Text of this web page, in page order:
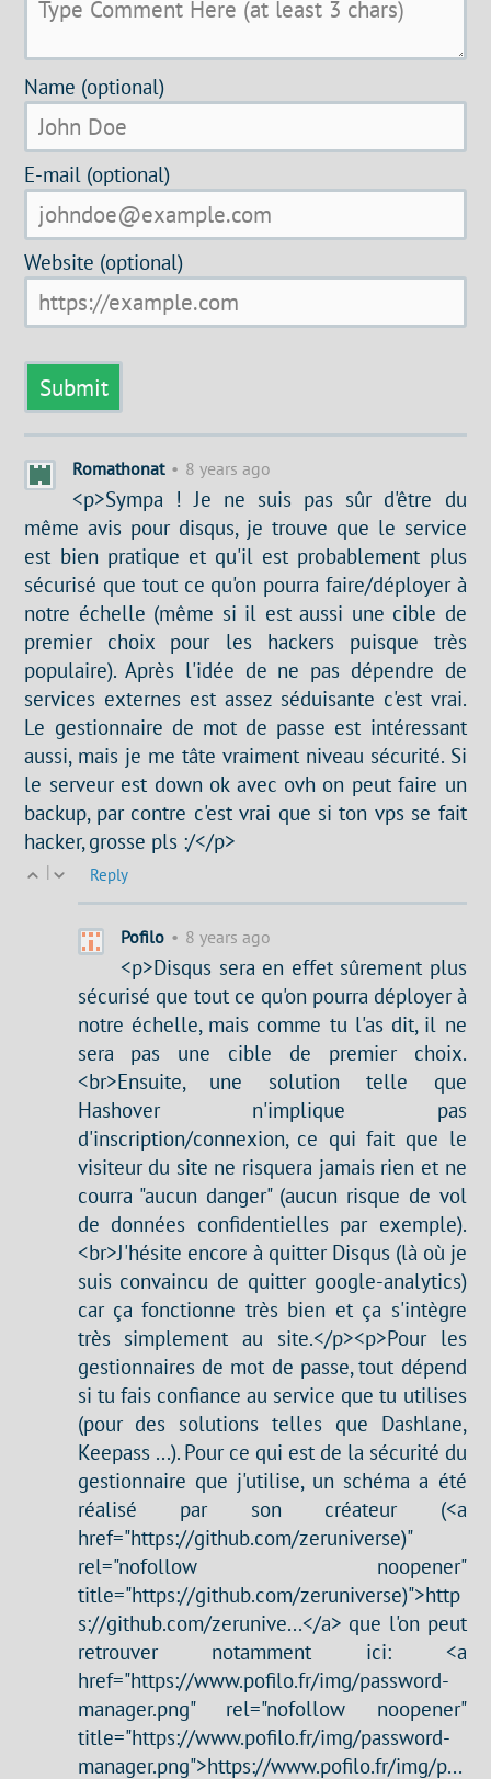
Name (optional)
E-mail (optional)
Website (optional)
Romathonat • 8 years ago
<p>Sympa ! Je ne suis pas sûr d'être du
même avis pour disqus, je trouve que le service
est bien pratique et qu'il est probablement plus
sécurisé que tout ce qu'on pourra faire/déployer à
notre échelle (même si il est aussi une cible de
premier choix pour les hackers puisque très
populaire). Après l'idée de ne pas dépendre de
services externes est assez séduisante c'est vrai.
Le gestionnaire de mot de passe est intéressant
aussi, mais je me tâte vraiment niveau sécurité. Si
le serveur est down ok avec ovh on peut faire un
backup, par contre c'est vrai que si ton vps se fait
hacker, grosse pls :/</p>
| Reply
Pofilo • 8 years ago
<p>Disqus sera en effet sûrement plus
sécurisé que tout ce qu'on pourra déployer à
notre échelle, mais comme tu l'as dit, il ne
sera pas une cible de premier choix.
<br>Ensuite, une solution telle que
Hashover n'implique pas
d'inscription/connexion, ce qui fait que le
visiteur du site ne risquera jamais rien et ne
courra "aucun danger" (aucun risque de vol
de données confidentielles par exemple).
<br>J'hésite encore à quitter Disqus (là où je
suis convaincu de quitter google-analytics)
car ça fonctionne très bien et ça s'intègre
très simplement au site.</p><p>Pour les
gestionnaires de mot de passe, tout dépend
si tu fais confiance au service que tu utilises
(pour des solutions telles que Dashlane,
Keepass ...). Pour ce qui est de la sécurité du
gestionnaire que j'utilise, un schéma a été
réalisé par son créateur (<a
href="https://github.com/zeruniverse)"
rel="nofollow noopener"
title="https://github.com/zeruniverse)">http
s://github.com/zerunive...</a> que l'on peut
retrouver notamment ici: <a
href="https://www.pofilo.fr/img/password-
manager.png" rel="nofollow noopener"
title="https://www.pofilo.fr/img/password-
manager.png">https://www.pofilo.fr/img/p...